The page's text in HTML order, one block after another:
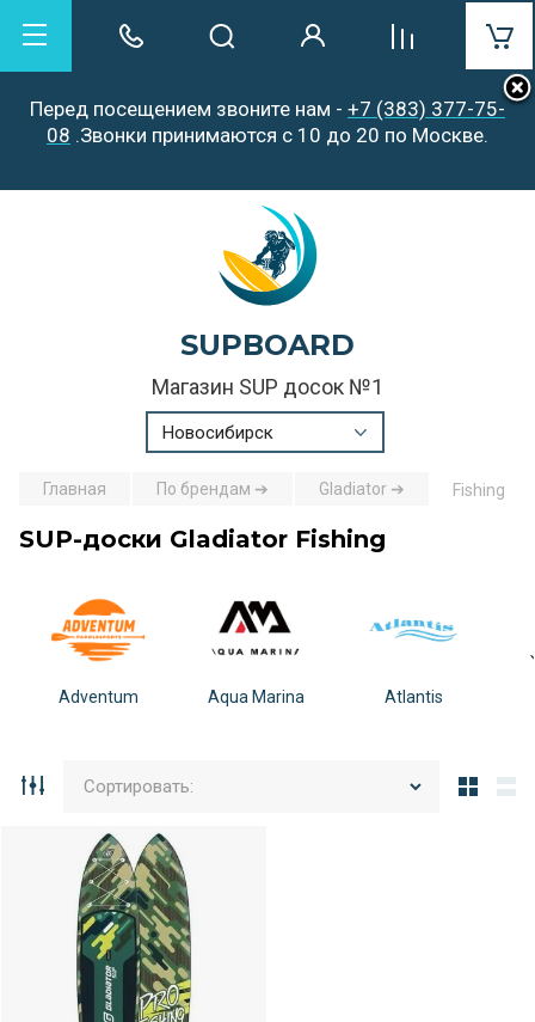
Перед посещением звоните нам - +7 (383) 377-75-
08 .Звонки принимаются с 10 до 20 по Москве.
SUPBOARD
Магазин SUP досок №1
Новосибирск
Главная По брендам ➔ Gladiator ➔ Fishing
SUP-доски Gladiator Fishing
Adventum Aqua Marina Atlantis
Сортировать: